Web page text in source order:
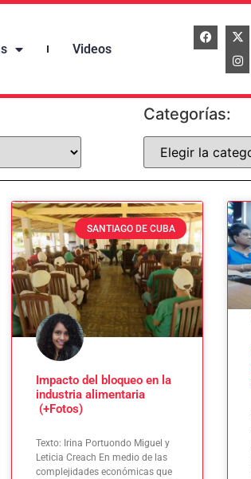
Videos
Categorías:
SANTIAGO DE CUBA
Impacto del bloqueo en la
industria alimentaria
(+Fotos)
Texto: Irina Portuondo Miguel y
Leticia Creach En medio de las
complejidades económicas que